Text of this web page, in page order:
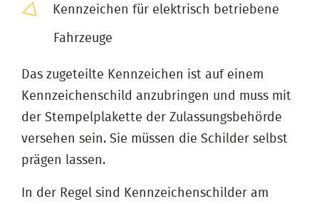
Kennzeichen für elektrisch betriebene
Fahrzeuge
Das zugeteilte Kennzeichen ist auf einem
Kennzeichenschild anzubringen und muss mit
der Stempelplakette der Zulassungsbehörde
versehen sein. Sie müssen die Schilder selbst
prägen lassen.
In der Regel sind Kennzeichenschilder am